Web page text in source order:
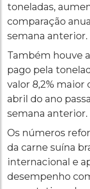
toneladas,
comparação
semana anterior.
Também houve
pago pela
valor 8,2%
abril do ano
semana anterior.
Os números
da carne suína
internacional e
desempenho